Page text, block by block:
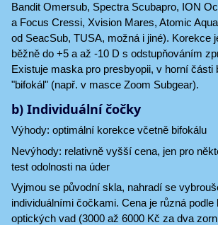
Bandit Omersub, Spectra Scubapro, ION
a Focus Cressi, Xvision Mares, Atomic
od SeacSub, TUSA, možná i jiné). Korekce
běžně do +5 a až -10 D s odstupňováním
Existuje maska pro presbyopii, v horní části
"bifokál" (např. v masce Zoom Subgear).
b) Individuální čočky
Výhody: optimální korekce včetně bifokálu
Nevýhody: relativně vyšší cena, jen pro
test odolnosti na úder
Vyjmou se původní skla, nahradí se
individuálními čočkami. Cena je různá podle
optických vad (3000 až 6000 Kč za dva